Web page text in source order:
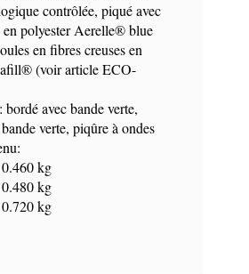
contrôlée, piqué avec
en polyester Aerelle® blue
en fibres creuses en
(voir article ECO-
: bordé avec bande verte,
verte, piqûre à ondes
kg
kg
kg